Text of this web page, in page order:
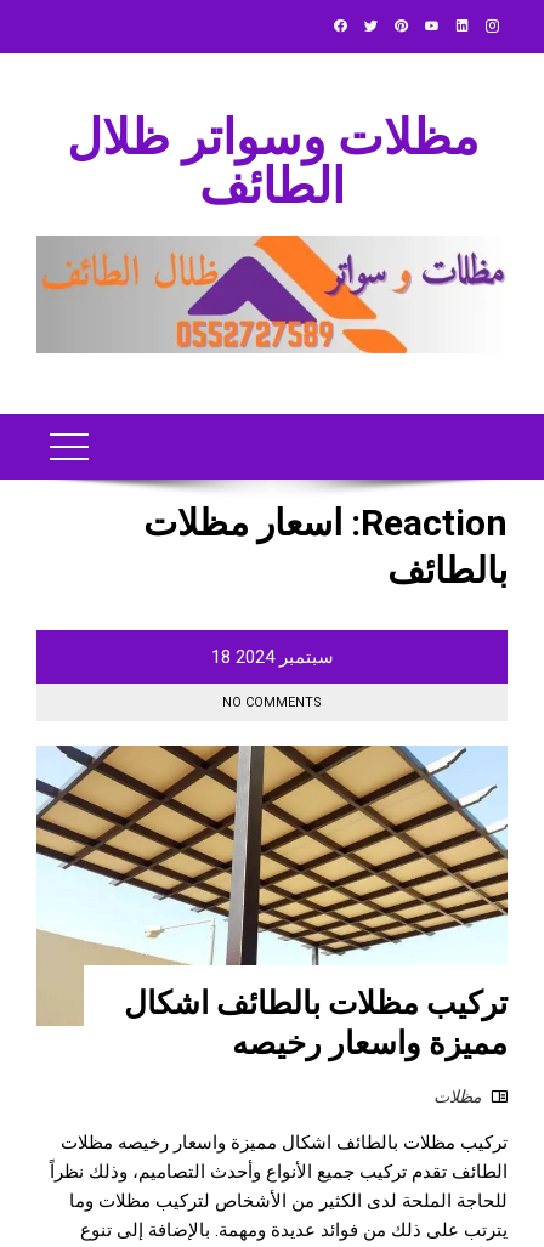
مظلات وسواتر ظلال
الطائف
Reaction:
اسعار مظلات
بالطائف
سبتمبر 18 2024
NO COMMENTS
تركيب مظلات بالطائف اشكال
مميزة واسعار رخيصه
مظلات
تركيب مظلات بالطائف اشكال مميزة واسعار رخيصه مظلات
الطائف تقدم تركيب جميع الأنواع وأحدث التصاميم، وذلك نظراً
للحاجة الملحة لدى الكثير من الأشخاص لتركيب مظلات وما
يترتب على ذلك من فوائد عديدة ومهمة. بالإضافة إلى تنوع